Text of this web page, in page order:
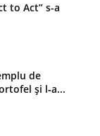
to Act” s-a
de
și l‑a...